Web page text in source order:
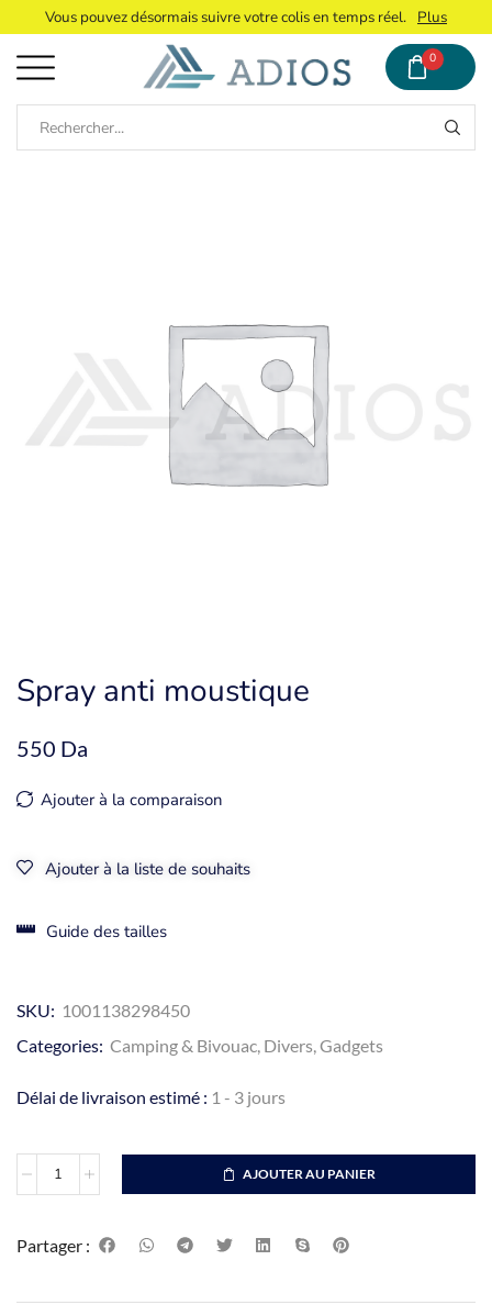
Vous pouvez désormais suivre votre colis en temps réel. Plus
0
Spray anti moustique
550 Da
Ajouter à la comparaison
Ajouter à la liste de souhaits
Guide des tailles
SKU: 1001138298450
Categories: Camping & Bivouac, Divers,Gadgets
Délai de livraison estimé : 1 - 3 jours
AJOUTER AU PANIER
Partager :